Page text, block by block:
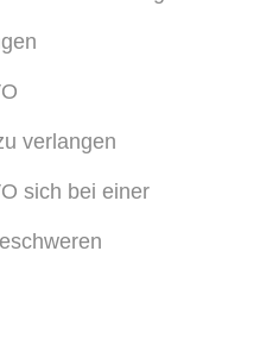
verlangen
sich bei einer